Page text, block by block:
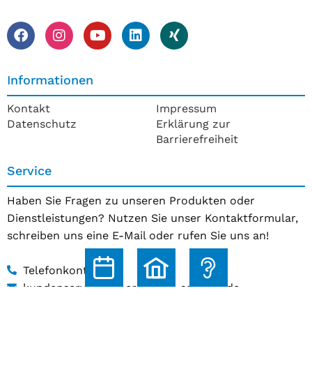
Informationen
Kontakt
Datenschutz
Impressum
Erklärung zur
Barrierefreiheit
Service
Haben Sie Fragen zu unseren Produkten oder
Dienstleistungen? Nutzen Sie unser Kontaktformular,
schreiben uns eine E-Mail oder rufen Sie uns an!
Telefonkontakt
kundenservice@hoerakustik-schmitz.de